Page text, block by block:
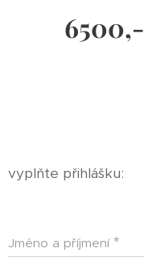
6500,-/
Pro
vyplňte přihlášku:
Jméno a příjmení